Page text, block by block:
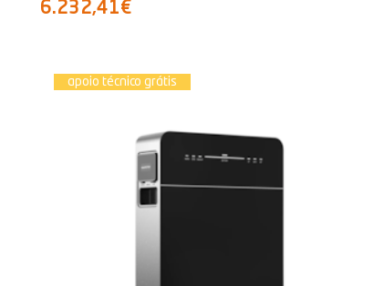
6.232,41€
apoio técnico grátis